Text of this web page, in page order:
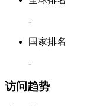
-
国家排名
-
访问趋势